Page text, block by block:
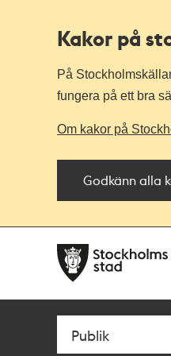
Kakor på
På
fungera på ett bra
Om kakor på
Godkänn alla
navigationen
huvudinnehållet
Sök